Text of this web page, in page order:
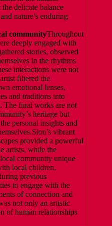
delicate balance
nature’s enduring
communityThroughout
deeply engaged with
stories, observed
in the rhythms
interactions were not
filtered the
emotional lenses,
and traditions into
The final works are not
heritage but
personal insights and
vibrant
provided a powerful
artists, while the
community unique
local children,
previous
to engage with the
of connection and
not only an artistic
of human relationships